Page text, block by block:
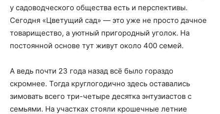
у садоводческого общества есть и перспективы.
Сегодня «Цветущий сад» — это уже не просто дачное
товарищество, а уютный пригородный уголок. На
постоянной основе тут живут около 400 семей.
А ведь почти 23 года назад всё было гораздо
скромнее. Тогда круглогодично здесь оставались
зимовать всего три-четыре десятка энтузиастов с
семьями. На участках стояли крошечные летние